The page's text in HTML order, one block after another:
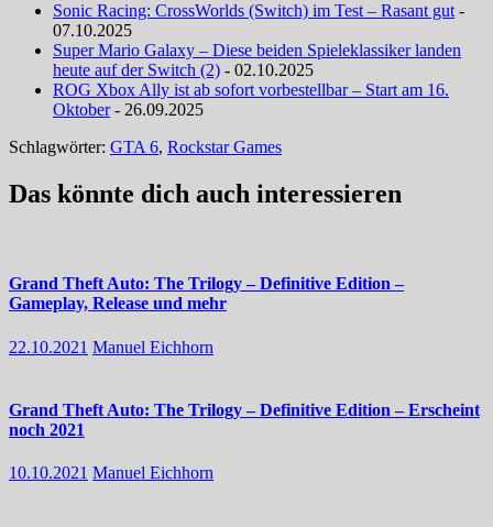
Sonic Racing: CrossWorlds (Switch) im Test – Rasant gut -
07.10.2025
Super Mario Galaxy – Diese beiden Spieleklassiker landen
heute auf der Switch (2) - 02.10.2025
ROG Xbox Ally ist ab sofort vorbestellbar – Start am 16.
Oktober- 26.09.2025
Schlagwörter: GTA 6, Rockstar Games
Das könnte dich auch interessieren
Grand Theft Auto: The Trilogy – Definitive Edition –
Gameplay, Release und mehr
22.10.2021 Manuel Eichhorn
Grand Theft Auto: The Trilogy – Definitive Edition – Erscheint
noch 2021
10.10.2021 Manuel Eichhorn